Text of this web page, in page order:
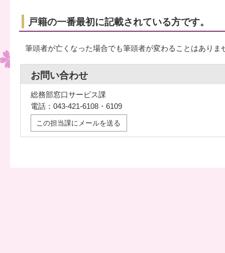
戸籍の一番最初に記載されている方です。
筆頭者が亡くなった場合でも筆頭者が変わることはありま
お問い合わせ
総務部窓口サービス課
電話：043-421-6108・6109
この担当課にメールを送る